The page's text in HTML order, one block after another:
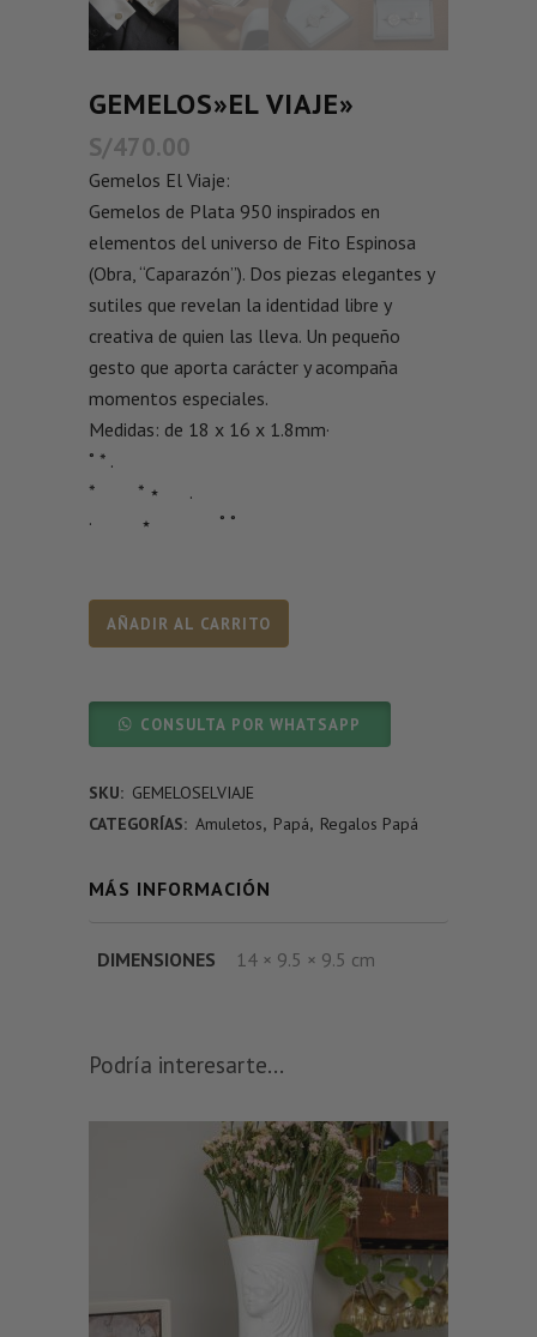
GEMELOS»EL VIAJE»
S/470.00
Gemelos El Viaje:
Gemelos de Plata 950 inspirados en
elementos del universo de Fito Espinosa
(Obra, “Caparazón”). Dos piezas elegantes y
sutiles que revelan la identidad libre y
creativa de quien las lleva. Un pequeño
gesto que aporta carácter y acompaña
momentos especiales.
Medidas: de 18 x 16 x 1.8mm·
˚ * .
* * ⋆ .
· ⋆ ˚ ˚
AÑADIR AL CARRITO
CONSULTA POR WHATSAPP
SKU: GEMELOSELVIAJE
CATEGORÍAS: Amuletos, Papá, Regalos Papá
MÁS INFORMACIÓN
DIMENSIONES 14 × 9.5 × 9.5 cm
Podría interesarte...